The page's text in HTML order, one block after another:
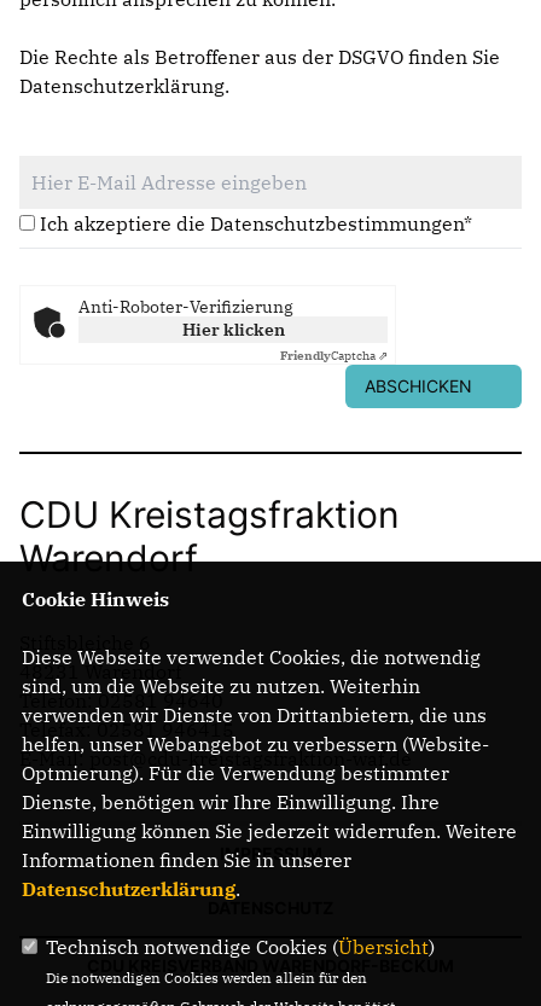
Die Rechte als Betroffener aus der DSGVO finden Sie
Datenschutzerklärung.
Ich akzeptiere die Datenschutzbestimmungen*
Anti-Roboter-Verifizierung
Hier klicken
FriendlyCaptcha ⇗
ABSCHICKEN
CDU Kreistagsfraktion
Warendorf
48231 Warendorf
Telefon: 02581 94640
Telefax: 02581 946415
E-Mail: post@cdu-kreistagsfraktion-waf.de
IMPRESSUM
Cookie Hinweis
Diese Webseite verwendet Cookies, die notwendig
sind, um die Webseite zu nutzen. Weiterhin
verwenden wir Dienste von Drittanbietern, die uns
helfen, unser Webangebot zu verbessern (Website-
Optmierung). Für die Verwendung bestimmter
Dienste, benötigen wir Ihre Einwilligung. Ihre
Einwilligung können Sie jederzeit widerrufen. Weitere
Informationen finden Sie in unserer
Datenschutzerklärung.
Technisch notwendige Cookies (Übersicht)
Die notwendigen Cookies werden allein für den